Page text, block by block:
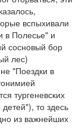
вспыхивали
в Полесье" и
сосновый бор
лес)
"Поездки в
тургеневских
то здесь
из важнейших